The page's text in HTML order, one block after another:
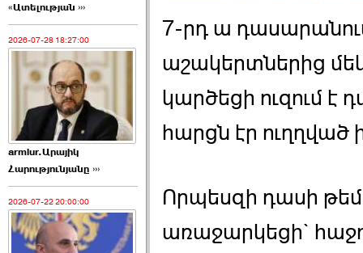
«Ատելության ›››
2026-07-28 18:27:00
armlur.Արայիկ
Հարությունյանը ›››
2026-07-22 20:00:00
7-րդ ա
աշակերտներից
կարծեցի ուզում է
հարցն էր ուղղված
Որպեսզի դասի
առաջարկեցի`